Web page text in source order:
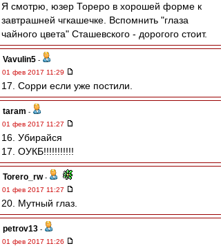
Я смотрю, юзер Тореро в хорошей форме к
завтрашней чгкашечке. Вспомнить "глаза
чайного цвета" Сташевского - дорогого стоит.
Vavulin5 -
01 фев 2017 11:29
17. Сорри если уже постили.
taram -
01 фев 2017 11:27
16. Убирайся
17. ОУКБ!!!!!!!!!!!
Torero_rw-
01 фев 2017 11:27
20. Мутный глаз.
petrov13 -
01 фев 2017 11:26